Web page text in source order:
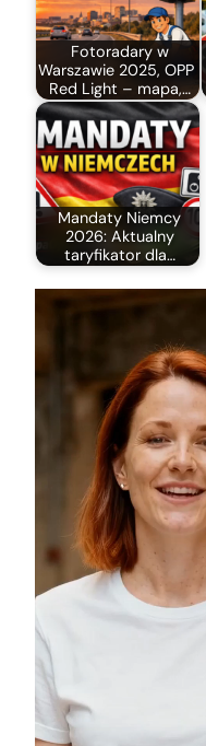
Fotoradary w
Warszawie 2025, OPP i
Red Light – mapa,…
Mandaty Niemcy
2026: Aktualny
taryfikator dla…